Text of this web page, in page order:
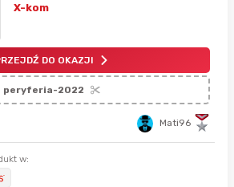
X-kom
DO OKAZJI
peryferia-2022
Mati96
w: